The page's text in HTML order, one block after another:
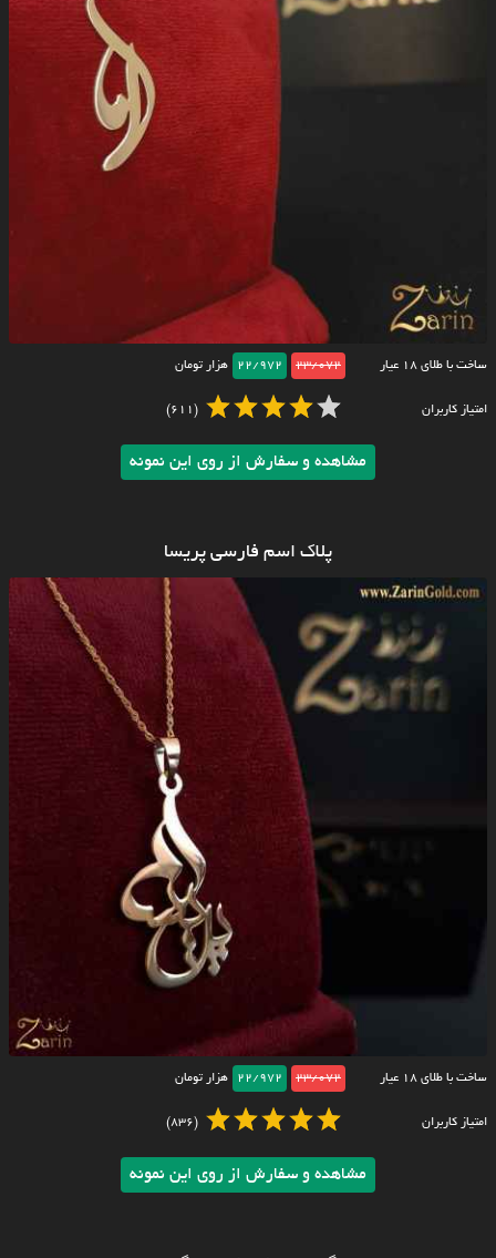
ساخت با طلای ۱۸ عیار 23/072
22/972 هزار تومان
امتیاز کاربران (611)
مشاهده و سفارش از روی این نمونه
پلاک اسم فارسی پریسا
ساخت با طلای ۱۸ عیار 23/072
22/972 هزار تومان
امتیاز کاربران (836)
مشاهده و سفارش از روی این نمونه